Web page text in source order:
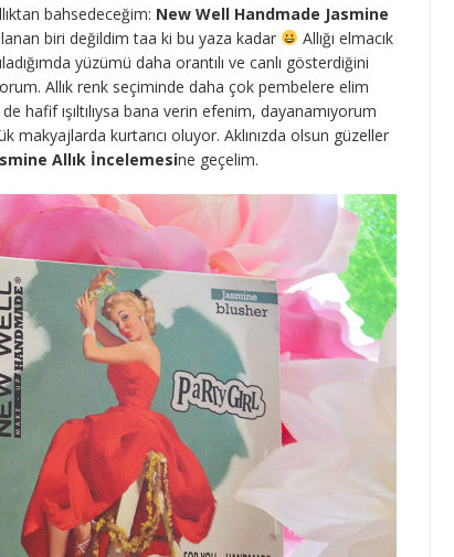
bahsedeceğim: New Well Handmade Jasmine
biri değildim taa ki bu yaza kadar
Allığı elmacık
yüzümü daha orantılı ve canlı gösterdiğini
Allık renk seçiminde daha çok pembelere elim
hafif ışıltılıysa bana verin efenim, dayanamıyorum
makyajlarda kurtarıcı oluyor. Aklınızda olsun güzeller
Allık İncelemesine geçelim.